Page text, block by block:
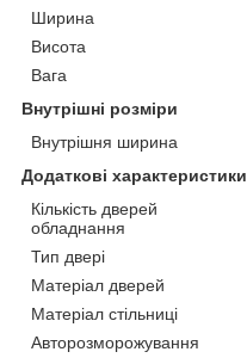
Ширина
Висота
Вага
Внутрішні розміри
Внутрішня ширина
Додаткові характеристики
Кількість дверей
обладнання
Тип двері
Матеріал дверей
Матеріал стільниці
Авторозморожування